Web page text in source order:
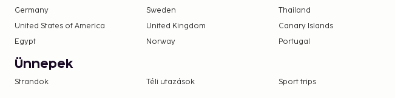
Germany
Sweden
Thailand
United States of America
United Kingdom
Canary Islands
Egypt
Norway Portugal
Ünnepek
Strandok Téli utazások Sport trips